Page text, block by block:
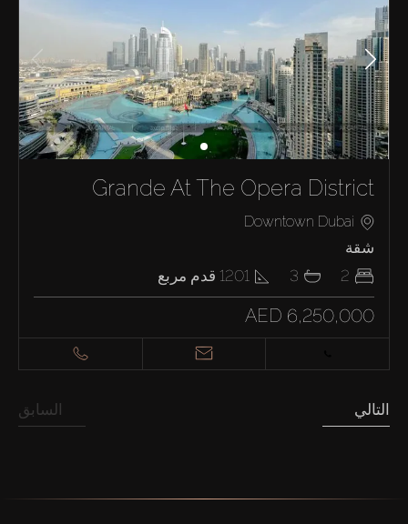
شراء
إيجار
Grande At The Opera District
Downtown Dubai
شقة
2
3
1201 قدم مربع
AED 6,250,000
السابق التالي